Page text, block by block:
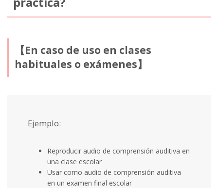
【En caso de uso en clases
habituales o exámenes】
Ejemplo:
Reproducir audio de comprensión auditiva en
una clase escolar
Usar como audio de comprensión auditiva
en un examen final escolar